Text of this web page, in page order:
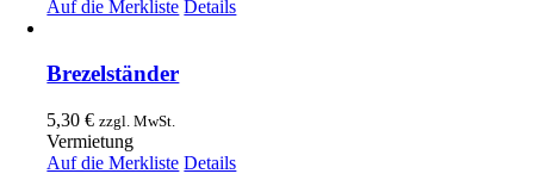
Auf die Merkliste Details
Brezelständer
5,30€ zzgl. MwSt.
Vermietung
Auf die Merkliste Details